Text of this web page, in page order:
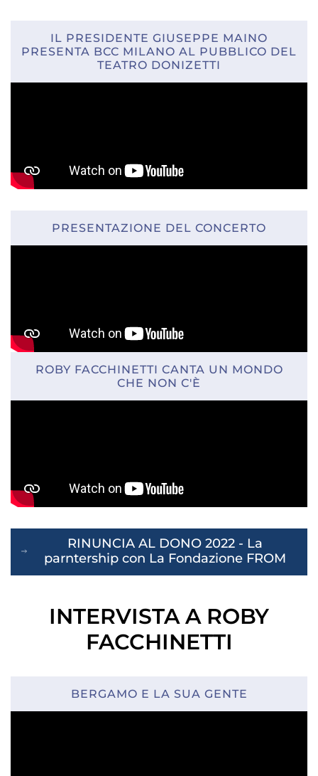
IL PRESIDENTE GIUSEPPE MAINO
PRESENTA BCC MILANO AL PUBBLICO DEL
TEATRO DONIZETTI
PRESENTAZIONE DEL CONCERTO
ROBY FACCHINETTI CANTA UN MONDO
CHE NON C'È
RINUNCIA AL DONO 2022 - La
parntership con La Fondazione FROM
INTERVISTA A ROBY
FACCHINETTI
BERGAMO E LA SUA GENTE